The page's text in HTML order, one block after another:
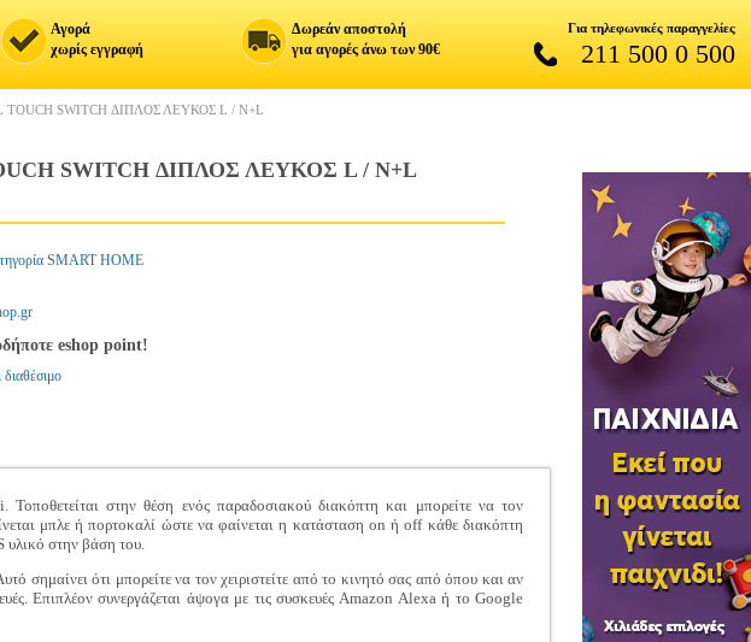
Αγορά
χωρίς εγγραφή
Δωρεάν αποστολή
για αγορές άνω των 90€
Για τηλεφωνικές παραγγελίες
211 500 0 500
TOUCH SWITCH ΔΙΠΛΟΣ ΛΕΥΚΟΣ L / N+L
SWITCH ΔΙΠΛΟΣ ΛΕΥΚΟΣ L / N+L
SMART HOME
eshop point!
στην θέση ενός παραδοσιακού διακόπτη και μπορείτε να τον
μπλε ή πορτοκαλί ώστε να φαίνεται η κατάσταση on ή off κάθε διακόπτη
υλικό στην βάση του.
σημαίνει ότι μπορείτε να τον χειριστείτε από το κινητό σας από όπου και αν
Επιπλέον συνεργάζεται άψογα με τις συσκευές Amazon Alexa ή το Google